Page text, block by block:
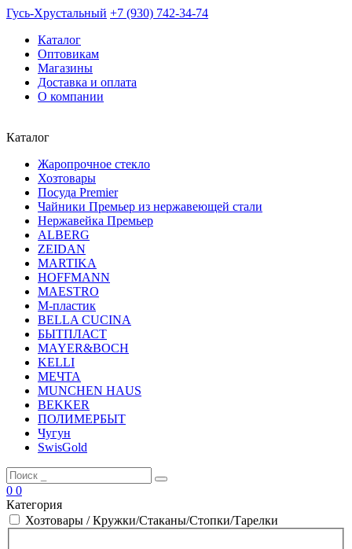
Гусь-Хрустальный +7 (930) 742-34-74
Каталог
Оптовикам
Магазины
Доставка и оплата
О компании
Каталог
Жаропрочное стекло
Хозтовары
Посуда Premier
Чайники Премьер из нержавеющей стали
Нержавейка Премьер
ALBERG
ZEIDAN
MARTIKA
HOFFMANN
MAESTRO
М-пластик
BELLA CUCINA
БЫТПЛАСТ
MAYER&BOCH
KELLI
МЕЧТА
MUNCHEN HAUS
BEKKER
ПОЛИМЕРБЫТ
Чугун
SwisGold
0 0
Категория
Хозтовары / Кружки/Стаканы/Стопки/Тарелки